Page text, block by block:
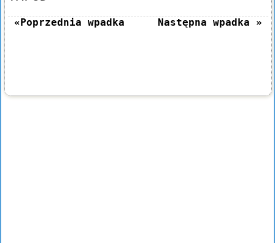
«Poprzednia wpadka Następna wpadka »